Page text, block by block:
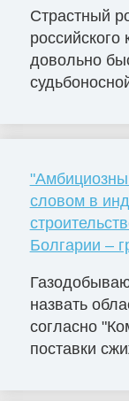
Страстный
российского
довольно
словом в
Болгарии –
назвать
согласно
поставки